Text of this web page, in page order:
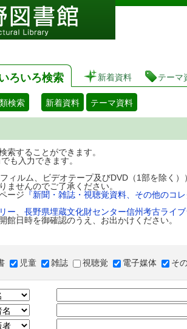
図書館
ろいろ検索 新着資料 テーマ
検索 新着資料 テーマ資料
索することができます。
も入力できます。
ィルム、ビデオテープ及びDVD（1部を除く）
ませんのでご了承ください。
ージ 『新聞・雑誌・視聴覚資料、その他のコレ
ー
長野県埋蔵文化財センター信州考古ライ
館日時を御確認のうえ、お出かけください。
児童 雑誌 視聴覚 電子媒体 そ